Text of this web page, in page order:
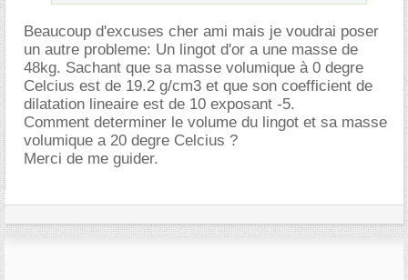
Beaucoup d'excuses cher ami mais je voudrai poser
un autre probleme: Un lingot d'or a une masse de
48kg. Sachant que sa masse volumique à 0 degre
Celcius est de 19.2 g/cm3 et que son coefficient de
dilatation lineaire est de 10 exposant -5.
Comment determiner le volume du lingot et sa masse
volumique a 20 degre Celcius ?
Merci de me guider.